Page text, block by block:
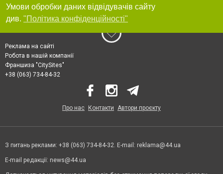
Умови обробки даних відвідувачів сайту
див. "Політика конфіденційності"
Реклама на сайті
Робота в нашій компанії
Франшиза "CitySites"
+38 (063) 734-84-32
Про нас Контакти Автори проєкту
З питань реклами: +38 (063) 734-84-32. E-mail: reklama@44.ua
E-mail редакції: news@44.ua